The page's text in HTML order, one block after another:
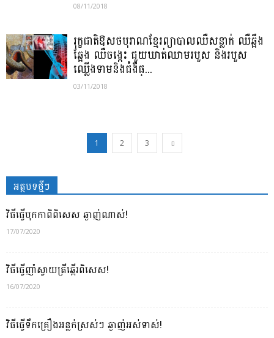
08/11/2018
រុក្ខជាតិឱសថបុរាណខ្មែរព្យាបាលឈឺសន្លាក់ ឈឺឆ្អឹង
ឆ្អែង ឈឺចង្កេះ ជួយឃាត់ឈាមរបួស និងរបួស
ឈ្លើងទាមនិងជំងឺផ្...
03/11/2018
1 2 3
អត្ថបទថ្មីៗ
វិធីធ្វើបុកកាពិពិសេស ឆ្ងាញ់ណាស់!
17/07/2020
វិធីធ្វើញាំស្វាយត្រីឆ្អើរពិសេស!
16/07/2020
វិធីធ្វើទឹកគ្រឿងអន្លក់ស្រស់ៗ ឆ្ងាញ់អស់ទាស់!